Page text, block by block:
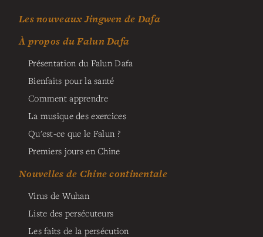
Les nouveaux Jingwen de Dafa
À propos du Falun Dafa
Présentation du Falun Dafa
Bienfaits pour la santé
Comment apprendre
La musique des exercices
Qu'est-ce que le Falun ?
Premiers jours en Chine
Nouvelles de Chine continentale
Virus de Wuhan
Liste des persécuteurs
Les faits de la persécution